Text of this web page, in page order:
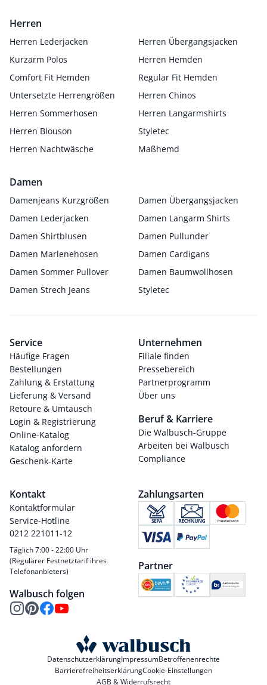
Herren
Herren Lederjacken
Herren Übergangsjacken
Kurzarm Polos
Herren Hemden
Comfort Fit Hemden
Regular Fit Hemden
Untersetzte Herrengrößen
Herren Chinos
Herren Sommerhosen
Herren Langarmshirts
Herren Blouson
Styletec
Herren Nachtwäsche
Maßhemd
Damen
Damenjeans Kurzgrößen
Damen Übergangsjacken
Damen Lederjacken
Damen Langarm Shirts
Damen Shirtblusen
Damen Pullunder
Damen Marlenehosen
Damen Cardigans
Damen Sommer Pullover
Damen Baumwollhosen
Damen Strech Jeans
Styletec
Service
Häufige Fragen
Bestellungen
Zahlung & Erstattung
Lieferung & Versand
Retoure & Umtausch
Login & Registrierung
Online-Katalog
Katalog anfordern
Geschenk-Karte
Unternehmen
Filiale finden
Pressebereich
Partnerprogramm
Über uns
Beruf & Karriere
Die Walbusch-Gruppe
Arbeiten bei Walbusch
Compliance
Kontakt
Kontaktformular
Service-Hotline
0212 221011-12
Täglich 7:00 - 22:00 Uhr
(Regulärer Festnetztarif ihres
Telefonanbieters)
Walbusch folgen
Zahlungsarten
Partner
DatenschutzerklärungImpressumBetroffenenrechte
BarrierefreiheitserklärungCookie-Einstellungen
AGB & Widerrufsrecht